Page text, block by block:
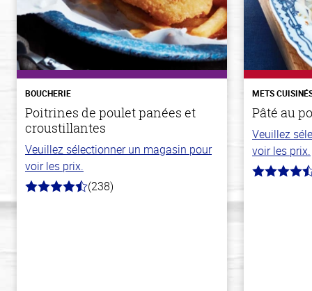
BOUCHERIE
Poitrines de poulet panées et
croustillantes
Veuillez sélectionner un magasin pour
voir les prix.
4.4
(238)
METS
Pâté au
Veuillez
voir les prix.
4.3